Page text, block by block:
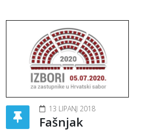
13 LIPANJ 2018
Fašnjak